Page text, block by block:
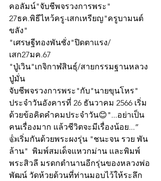
คอลัมน์"จับชีพจรวงการพระ"
27ธค.พิธีไหว้ครู-เสกเหรียญ"ครูบามนต์
ขลัง"
"เศรษฐีทองพันชั่ง"ปิดตาแรง/
เสก27มค.67
"ปู่เวิน"เกจิกาฬสินธุ์/สายกรรมฐานหลวง
ปู่มั่น
จับชีพจรวงการพระ"กับ"นายขุนโหร"
ประจำวันอังคารที่ 26 ธันวาคม 2566 เริ่ม
ด้วยข้อคิดคำคมประจำวัน😊"...อย่าเป็น
คนเรื่องมาก แล้วชีวิตจะมีเรื่องน้อย...”
👍เริ่มกันด้วยพระผงรุ่น "ชนะจน รวย พัน
ล้าน"  พิมพ์สมเด็จแหวกม่าน และพิมพ์
พระสิวลี มรดกตำนานอีกรุ่นของหลวงพ่อ
พัฒน์ วัดห้วยด้วนที่ท่านมอบไว้ให้ระลึก